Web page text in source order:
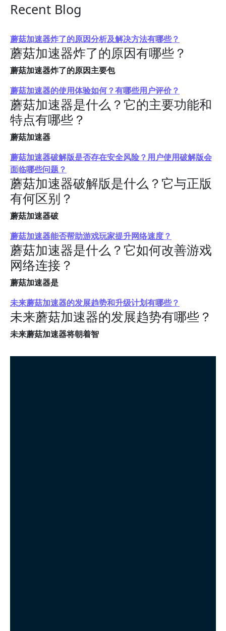
Recent Blog
蘑菇加速器炸了的原因分析及解决方法有哪些？
蘑菇加速器炸了的原因有哪些？
蘑菇加速器炸了的原因主要包
蘑菇加速器的使用体验如何？有哪些用户评价？
蘑菇加速器是什么？它的主要功能和
特点有哪些？
蘑菇加速器
蘑菇加速器破解版是否存在安全风险？用户使用破解版会
面临哪些问题？
蘑菇加速器破解版是什么？它与正版
有何区别？
蘑菇加速器破
蘑菇加速器能否帮助游戏玩家提升网络速度？
蘑菇加速器是什么？它如何改善游戏
网络连接？
蘑菇加速器是
未来蘑菇加速器的发展趋势和升级计划有哪些？
未来蘑菇加速器的发展趋势有哪些？
未来蘑菇加速器将朝着智